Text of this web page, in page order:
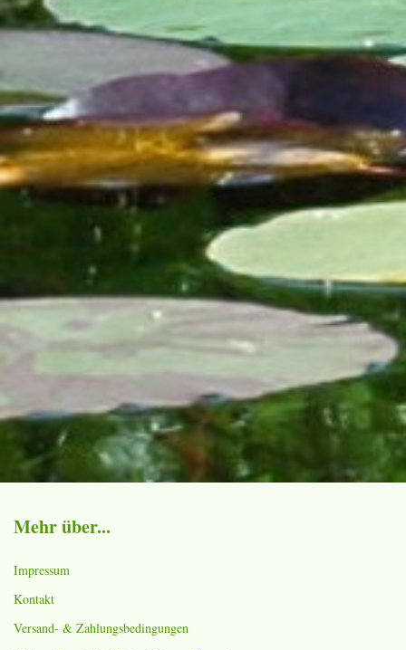
Mehr über...
Impressum
Kontakt
Versand- & Zahlungsbedingungen